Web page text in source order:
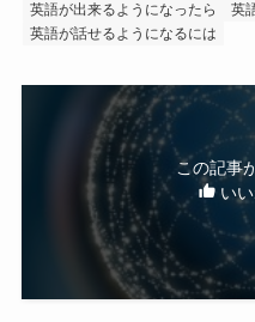
英語が出来るようになったら
英
英語が話せるようになるには
この記事
い